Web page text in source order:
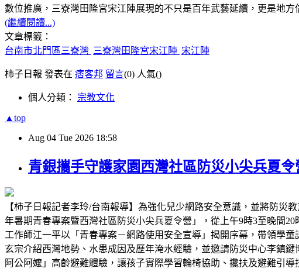
數位推廣，三寮灣田隆宮宋江陣展現的不只是百年武藝延續，更是地
(繼續閱讀...)
文章標籤：
台南市北門區三寮灣 三寮灣田隆宮宋江陣 宋江陣
柿子日報 發表在 痞客邦 留言(0) 人氣()
個人分類： 宗教文化
▲top
Aug 04 Tue 2026 18:58
青銀攜手守護家園西灣社區防災小尖兵夏
【柿子日報記者李玲/台南報導】為強化兒少網路安全意識，並將防災
年暑期青春專案暨西灣社區防災小尖兵夏令營」，從上午9時3至晚間
工作師江一平以「青春專案－網路使用安全宣導」揭開序幕，帶領學
玄宗介紹西灣地勢、水患成因及歷年淹水經驗，並邀請防災中心李鎮
阿公阿嬤」高齡避難體驗，讓孩子實際學習輪椅協助、攙扶及避難引